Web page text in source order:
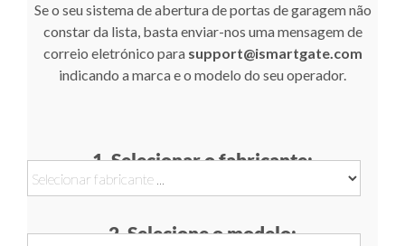
Se o seu sistema de abertura de portas de garagem não
constar da lista, basta enviar-nos uma mensagem de
correio eletrónico para support@ismartgate.com
indicando a marca e o modelo do seu operador.
1. Selecionar o fabricante:
2. Selecione o modelo: